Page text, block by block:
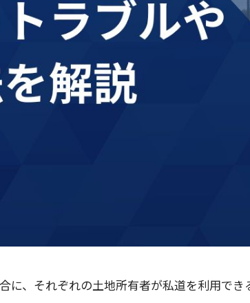
に、それぞれの土地所有者が私道を利用でき